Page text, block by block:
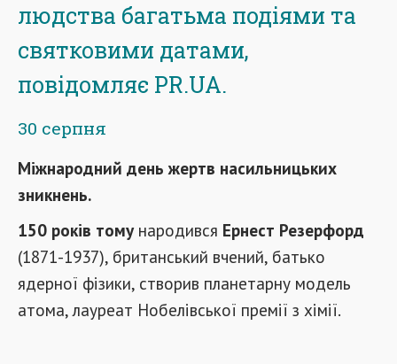
людства багатьма подіями та
святковими датами,
повідомляє PR.UA.
30 серпня
Міжнародний день жертв насильницьких
зникнень.
150 років томународився Ернест Резерфорд
(1871-1937), британський вчений, батько
ядерної фізики, створив планетарну модель
атома, лауреат Нобелівської премії з хімії.